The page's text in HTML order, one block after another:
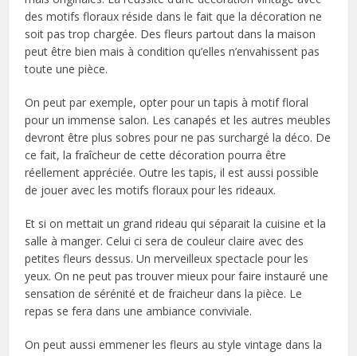
des motifs floraux réside dans le fait que la décoration ne
soit pas trop chargée. Des fleurs partout dans la maison
peut être bien mais à condition qu’elles n’envahissent pas
toute une pièce.
On peut par exemple, opter pour un tapis à motif floral
pour un immense salon. Les canapés et les autres meubles
devront être plus sobres pour ne pas surchargé la déco. De
ce fait, la fraîcheur de cette décoration pourra être
réellement appréciée. Outre les tapis, il est aussi possible
de jouer avec les motifs floraux pour les rideaux.
Et si on mettait un grand rideau qui séparait la cuisine et la
salle à manger. Celui ci sera de couleur claire avec des
petites fleurs dessus. Un merveilleux spectacle pour les
yeux. On ne peut pas trouver mieux pour faire instauré une
sensation de sérénité et de fraicheur dans la pièce. Le
repas se fera dans une ambiance conviviale.
On peut aussi emmener les fleurs au style vintage dans la